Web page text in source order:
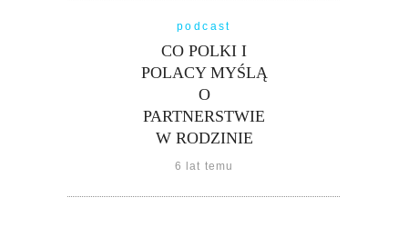
podcast
CO POLKI I
POLACY MYŚLĄ
O
PARTNERSTWIE
W RODZINIE
6 lat temu